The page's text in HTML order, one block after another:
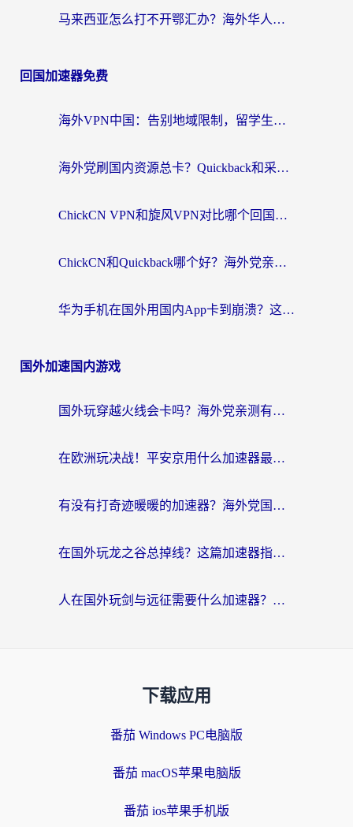
马来西亚怎么打不开鄂汇办？海外华人必备的回国加速指南，解决追剧、办事、阅读难题
回国加速器免费
海外VPN中国：告别地域限制，留学生与华人如何轻松刷国内剧、玩国服？
海外党刷国内资源总卡？Quickback和采集蜂好用吗？这篇指南帮你避坑
ChickCN VPN和旋风VPN对比哪个回国效果更好？海外党亲测实用指南
ChickCN和Quickback哪个好？海外党亲测回国加速器，轻松解锁国内资源（附避坑指南）
华为手机在国外用国内App卡到崩溃？这篇加速器指南帮你无缝刷剧打游戏
国外加速国内游戏
国外玩穿越火线会卡吗？海外党亲测有效的国服游戏加速指南
在欧洲玩决战！平安京用什么加速器最好用？2026实测有效的国服游戏加速指南
有没有打奇迹暖暖的加速器？海外党国服游戏畅玩不卡顿的秘密
在国外玩龙之谷总掉线？这篇加速器指南帮你告别延迟卡顿！
人在国外玩剑与远征需要什么加速器？老玩家亲测的避坑指南来了
下载应用
番茄 Windows PC电脑版
番茄 macOS苹果电脑版
番茄 ios苹果手机版